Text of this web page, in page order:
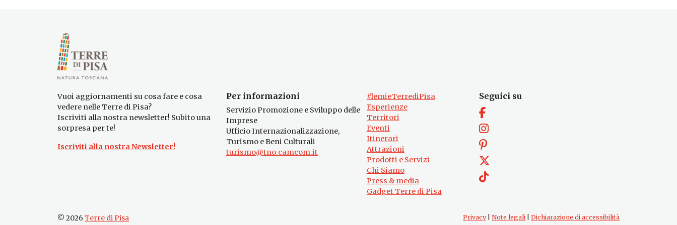
Vuoi aggiornamenti su cosa fare e cosa
vedere nelle Terre di Pisa?
Iscriviti alla nostra newsletter! Subito una
sorpresa per te!
Iscriviti alla nostra Newsletter!
Per informazioni
Servizio Promozione e Sviluppo delle
Imprese
Ufficio Internazionalizzazione,
Turismo e Beni Culturali
turismo@tno.camcom.it
#lemieTerrediPisa
Esperienze
Territori
Eventi
Itinerari
Attrazioni
Prodotti e Servizi
Chi Siamo
Press & media
Gadget Terre di Pisa
Seguici su
© 2026 Terre di Pisa Privacy| Note legali Dichiarazione di accessibilità